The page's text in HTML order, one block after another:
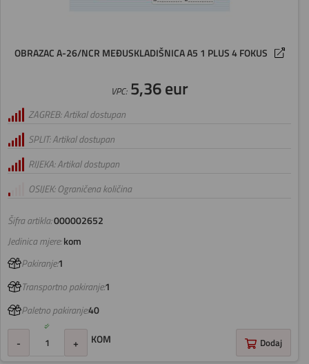
OBRAZAC A-26/NCR MEĐUSKLADIŠNICA A5 1 PLUS 4 FOKUS
Šifra artikla:000002652
VPC:5,36 eur
ZAGREB: Artikal dostupan
SPLIT: Artikal dostupan
RIJEKA: Artikal dostupan
OSIJEK: Ograničena količina
Jedinica mjere:kom
Pakiranje:1
Transportno pakiranje:1
Paletno pakiranje:40
- + KOM Dodaj